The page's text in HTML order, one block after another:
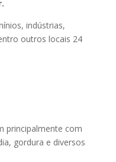
indústrias,
outros locais 24
principalmente com
gordura e diversos